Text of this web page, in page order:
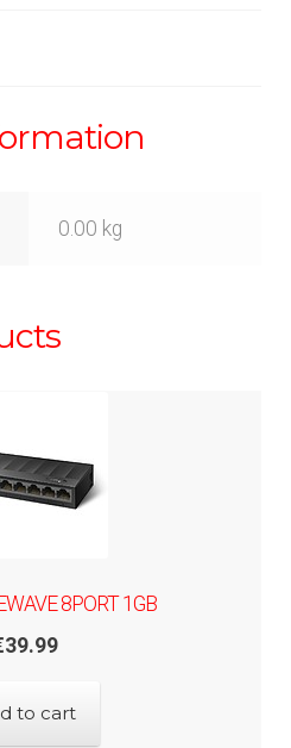
0.00 kg
8PORT 1GB
39.99
to cart